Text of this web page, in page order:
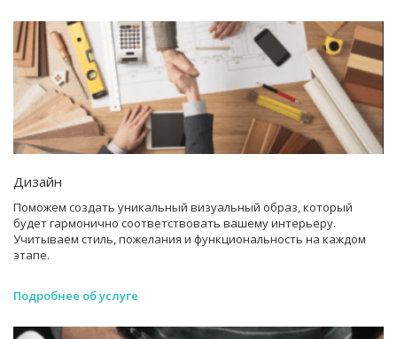
Дизайн
Поможем создать уникальный визуальный образ, который
будет гармонично соответствовать вашему интерьеру.
Учитываем стиль, пожелания и функциональность на каждом
этапе.
Подробнее об услуге